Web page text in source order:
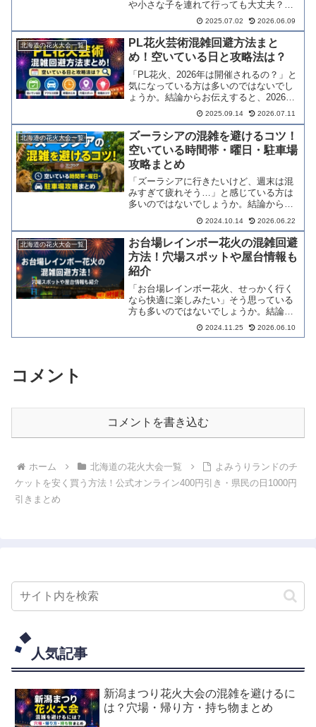
や小さな子を連れて行っても大丈夫？」
そう悩んでいるパパ・ママは多いのでは
ないでしょうか。結論からお伝えする
と、年齢に合った事前準備さえ整えれ
ば、子連れでも安心して花火大会...
2025.07.02 2026.06.09
北海道の花火大会一覧
PL花火芸術混雑回避方法まと
め！空いている日と攻略法は？
「PL花火、2026年は開催されるの？」と
気になっている方は多いのではないでし
ょうか。結論からお伝えすると、2026年
8月1日時点でパーフェクト リバティー教
団からの公式開催発表はありません。
2020年から6年連続で中止が続く背景・
最新状況...
2025.09.14 2026.07.11
北海道の花火大会一覧
ズーラシアの混雑を避けるコツ！
空いている時間帯・曜日・駐車場
攻略まとめ
「ズーラシアに行きたいけど、週末は混
みすぎて疲れそう…」と感じている方は
多いのではないでしょうか。結論からお
伝えすると、時間帯・曜日・シーズンを
選ぶだけで混雑を大幅に避けられます。
入園料・駐車場・おすすめ時間帯から子
連れ攻略法まで、この記事...
2024.10.14 2026.06.22
北海道の花火大会一覧
お台場レインボー花火の混雑回避
方法！穴場スポットや屋台情報も
紹介
「お台場レインボー花火、せっかく行く
なら快適に楽しみたい」そう思っている
方も多いのではないでしょうか。結論か
らお伝えすると、この花火は「夏の大花
火大会」とはまったく性質が異なりま
2024.11.25 2026.06.10
コメント
コメントを書き込む
ホーム 北海道の花火大会一覧
よみうりランドのチ
ケットを安く買う方法！公式オンライン400円引き・県民の日1000円
引きまとめ
人気記事
新潟まつり花火大会の混雑を避けるに
は？穴場・帰り方・持ち物まとめ